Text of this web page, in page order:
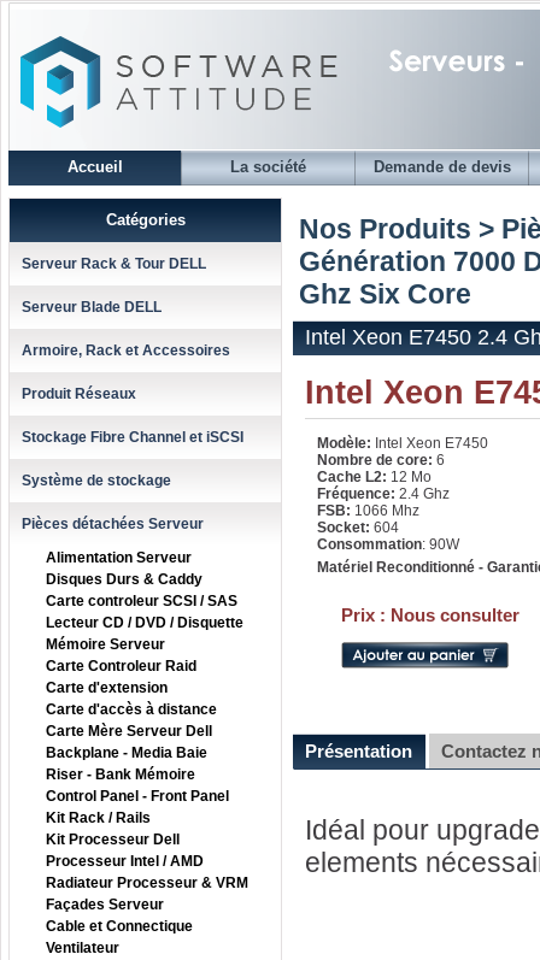
Accueil La société Demande de devis
Catégories
Serveur Rack & Tour DELL
Serveur Blade DELL
Armoire, Rack et Accessoires
Produit Réseaux
Stockage Fibre Channel et iSCSI
Système de stockage
Pièces détachées Serveur
Alimentation Serveur
Disques Durs & Caddy
Carte controleur SCSI / SAS
Lecteur CD / DVD / Disquette
Mémoire Serveur
Carte Controleur Raid
Carte d'extension
Carte d'accès à distance
Carte Mère Serveur Dell
Backplane - Media Baie
Riser - Bank Mémoire
Control Panel - Front Panel
Kit Rack / Rails
Kit Processeur Dell
Processeur Intel / AMD
Radiateur Processeur & VRM
Façades Serveur
Cable et Connectique
Ventilateur
Nos Produits >
Génération 7000
Ghz Six Core
Intel Xeon E7450 2.4
Intel Xeon
Modèle: Intel Xeon E7450
Nombre de core: 6
Cache L2: 12 Mo
Fréquence: 2.4 Ghz
FSB: 1066 Mhz
Socket: 604
Consommation: 90W
Matériel Reconditionné -
Prix : Nous consulter
Présentation Contactez
Idéal pour
elements